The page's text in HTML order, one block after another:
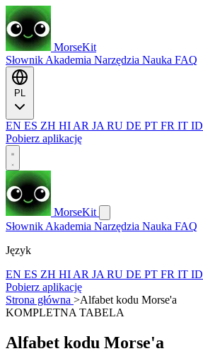
MorseKit
Słownik Akademia Narzędzia Nauka FAQ
EN ES ZH HI AR JA RU DE PT FR IT ID
Pobierz aplikację
MorseKit
Słownik Akademia Narzędzia Nauka FAQ
Język
EN ES ZH HI AR JA RU DE PT FR IT ID
Pobierz aplikację
Strona główna >Alfabet kodu Morse'a
KOMPLETNA TABELA
Alfabet kodu Morse'a